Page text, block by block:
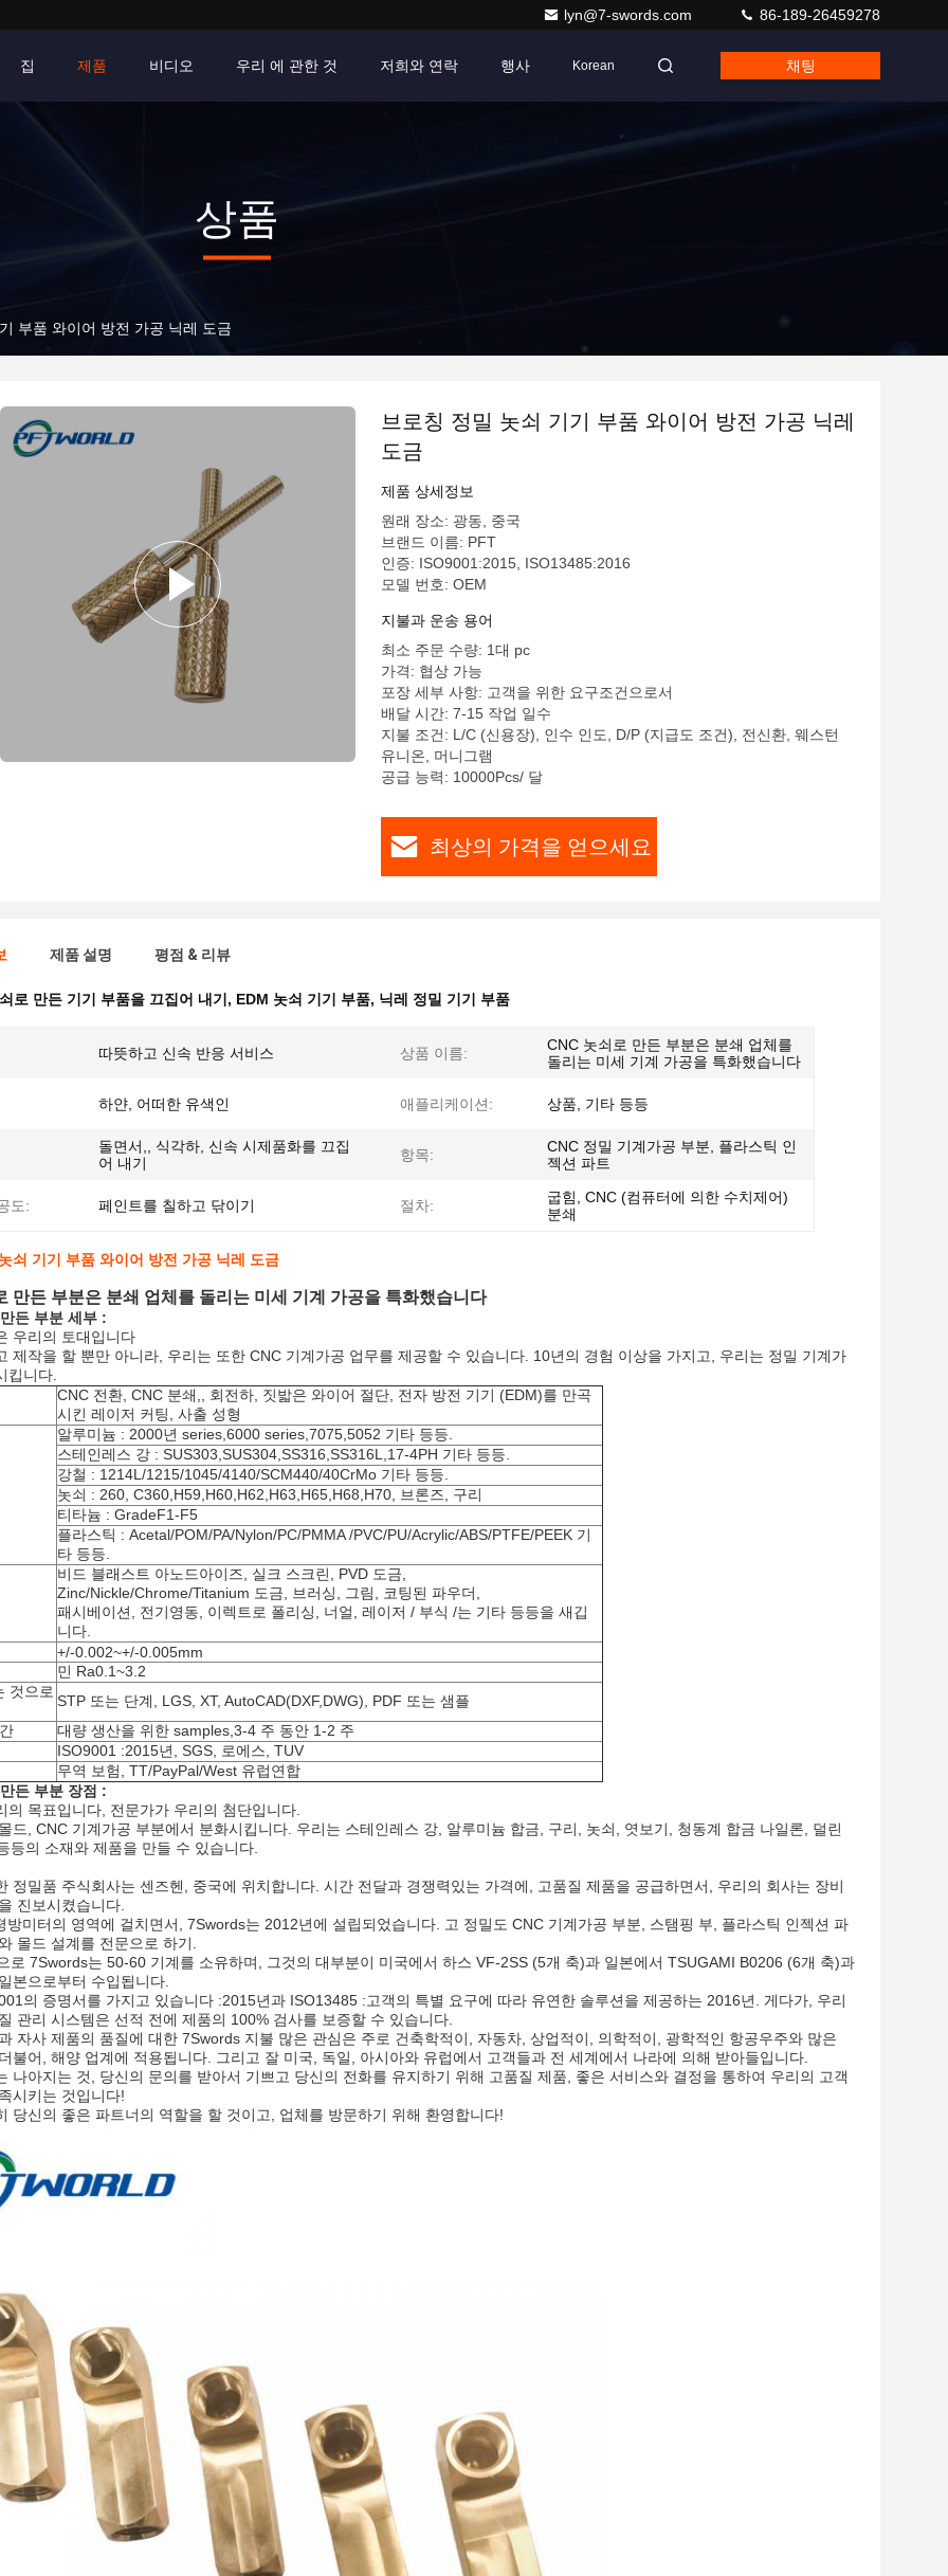
lyn@7-swords.com 86-189-26459278
집 제품 비디오 우리 에 관한 것 저희와 연락 행사 Korean 채팅
상품
부품 와이어 방전 가공 닉레 도금
브로칭 정밀 놋쇠 기기 부품 와이어 방전 가공 닉레
도금
제품 상세정보
원래 장소: 광동, 중국
브랜드 이름: PFT
인증: ISO9001:2015, ISO13485:2016
모델 번호: OEM
지불과 운송 용어
최소 주문 수량: 1대 pc
가격: 협상 가능
포장 세부 사항: 고객을 위한 요구조건으로서
배달 시간: 7-15 작업 일수
지불 조건: L/C (신용장), 인수 인도, D/P (지급도 조건), 전신환, 웨스턴
유니온, 머니그램
공급 능력: 10000Pcs/ 달
최상의 가격을 얻으세요
제품 설명 평점 & 리뷰
로 만든 기기 부품을 끄집어 내기 , EDM 놋쇠 기기 부품, 닉레 정밀 기기 부품
따뜻하고 신속 반응 서비스 상품 이름:
CNC 놋쇠로 만든 부분은 분쇄 업체를
돌리는 미세 기계 가공을 특화했습니다
하얀, 어떠한 유색인 애플리케이션: 상품, 기타 등등
돌면서,, 식각하, 신속 시제품화를 끄집
어 내기
항목:
CNC 정밀 기계가공 부분, 플라스틱 인
젝션 파트
도: 페인트를 칠하고 닦이기 절차:
굽힘, CNC (컴퓨터에 의한 수치제어)
분쇄
쇠 기기 부품 와이어 방전 가공 닉레 도금
만든 부분은 분쇄 업체를 돌리는 미세 기계 가공을 특화했습니다
든 부분 세부 :
우리의 토대입니다
제작을 할 뿐만 아니라, 우리는 또한 CNC 기계가공 업무를 제공할 수 있습니다. 10년의 경험 이상을 가지고, 우리는 정밀 기계가
킵니다.
CNC 전환, CNC 분쇄,, 회전하, 짓밟은 와이어 절단, 전자 방전 기기 (EDM)를 만곡
시킨 레이저 커팅, 사출 성형
알루미늄 : 2000년 series,6000 series,7075,5052 기타 등등.
스테인레스 강 : SUS303,SUS304,SS316,SS316L,17-4PH 기타 등등.
강철 : 1214L/1215/1045/4140/SCM440/40CrMo 기타 등등.
놋쇠 : 260, C360,H59,H60,H62,H63,H65,H68,H70, 브론즈, 구리
티타늄 : GradeF1-F5
플라스틱 : Acetal/POM/PA/Nylon/PC/PMMA /PVC/PU/Acrylic/ABS/PTFE/PEEK 기
타 등등.
비드 블래스트 아노드아이즈, 실크 스크린, PVD 도금,
Zinc/Nickle/Chrome/Titanium 도금, 브러싱, 그림, 코팅된 파우더,
패시베이션, 전기영동, 이렉트로 폴리싱, 너얼, 레이저 / 부식 /는 기타 등등을 새깁
니다.
+/-0.002~+/-0.005mm
민 Ra0.1~3.2
것으로
STP 또는 단계, LGS, XT, AutoCAD(DXF,DWG), PDF 또는 샘플
대량 생산을 위한 samples,3-4 주 동안 1-2 주
ISO9001 :2015년, SGS, 로에스, TUV
무역 보험, TT/PayPal/West 유럽연합
든 부분 장점 :
의 목표입니다, 전문가가 우리의 첨단입니다.
드, CNC 기계가공 부분에서 분화시킵니다. 우리는 스테인레스 강, 알루미늄 합금, 구리, 놋쇠, 엿보기, 청동계 합금 나일론, 덜린
등의 소재와 제품을 만들 수 있습니다.
정밀품 주식회사는 센즈헨, 중국에 위치합니다. 시간 전달과 경쟁력있는 가격에, 고품질 제품을 공급하면서, 우리의 회사는 장비
진보시켰습니다.
방미터의 영역에 걸치면서, 7Swords는 2012년에 설립되었습니다. 고 정밀도 CNC 기계가공 부분, 스탬핑 부, 플라스틱 인젝션 파
몰드 설계를 전문으로 하기.
로 7Swords는 50-60 기계를 소유하며, 그것의 대부분이 미국에서 하스 VF-2SS (5개 축)과 일본에서 TSUGAMI B0206 (6개 축)과
본으로부터 수입됩니다.
의 증명서를 가지고 있습니다 :2015년과 ISO13485 :고객의 특별 요구에 따라 유연한 솔루션을 제공하는 2016년. 게다가, 우리
관리 시스템은 선적 전에 제품의 100% 검사를 보증할 수 있습니다.
자사 제품의 품질에 대한 7Swords 지불 많은 관심은 주로 건축학적이, 자동차, 상업적이, 의학적이, 광학적인 항공우주와 많은
불어, 해양 업계에 적용됩니다. 그리고 잘 미국, 독일, 아시아와 유럽에서 고객들과 전 세계에서 나라에 의해 받아들입니다.
나아지는 것, 당신의 문의를 받아서 기쁘고 당신의 전화를 유지하기 위해 고품질 제품, 좋은 서비스와 결정을 통하여 우리의 고객
시키는 것입니다!
당신의 좋은 파트너의 역할을 할 것이고, 업체를 방문하기 위해 환영합니다!